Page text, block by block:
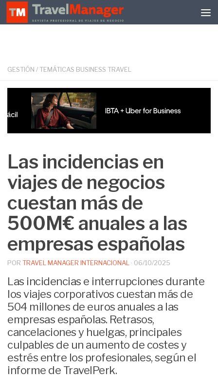
Debajo del contenido
GESTIÓN / TEMÁTICAS BUSINESS TRAVEL
Las incidencias en
viajes de negocios
cuestan más de
500M€ anuales a las
empresas españolas
POR TRAVEL MANAGER INTERNACIONAL · 06/10/2025
Las incidencias e interrupciones durante
los viajes corporativos cuestan más de
504 millones de euros anuales a las
empresas españolas. Retrasos,
cancelaciones y huelgas, principales
culpables de un aumento de costes y
estrés entre los profesionales, según el
informe de TravelPerk.